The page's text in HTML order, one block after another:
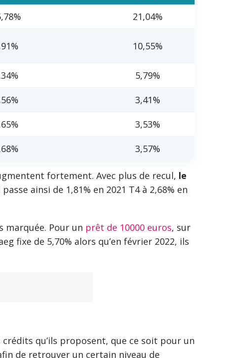
21,04%
10,55%
5,79%
3,41%
3,53%
3,57%
fortement. Avec plus de recul, le
ainsi de 1,81% en 2021 T4 à 2,68% en
marquée. Pour un prêt de 10000 euros, sur
fixe de 5,70% alors qu’en février 2022, ils
qu’ils proposent, que ce soit pour un
de retrouver un certain niveau de